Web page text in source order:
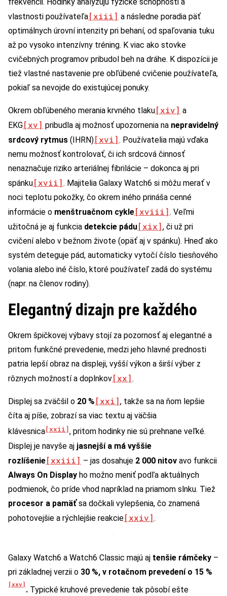
frekvencii. Hodinky analyzujú fyzické schopnosti a
vlastnosti používateľa[xiii] a následne poradia päť
optimálnych úrovní intenzity pri behaní, od spaľovania tuku
až po vysoko intenzívny tréning. K viac ako stovke
cvičebných programov pribudol beh na dráhe. K dispozícii je
tiež vlastné nastavenie pre obľúbené cvičenie používateľa,
pokiaľ sa nevojde do existujúcej ponuky.
Okrem obľúbeného merania krvného tlaku[xiv] a
EKG[xv] pribudla aj možnosť upozornenia na nepravidelný
srdcový rytmus (IHRN)[xvi]. Používatelia majú vďaka
nemu možnosť kontrolovať, či ich srdcová činnosť
nenaznačuje riziko arteriálnej fibrilácie – dokonca aj pri
spánku[xvii]. Majitelia Galaxy Watch6 si môžu merať v
noci teplotu pokožky, čo okrem iného prináša cenné
informácie o menštruačnom cykle[xviii]. Veľmi
užitočná je aj funkcia detekcie pádu[xix], či už pri
cvičení alebo v bežnom živote (opäť aj v spánku). Hneď ako
systém deteguje pád, automaticky vytočí číslo tiesňového
volania alebo iné číslo, ktoré používateľ zadá do systému
(napr. na členov rodiny).
Elegantný dizajn pre každého
Okrem špičkovej výbavy stojí za pozornosť aj elegantné a
pritom funkčné prevedenie, medzi jeho hlavné prednosti
patria lepší obraz na displeji, vyšší výkon a širší výber z
rôznych možností a doplnkov[xx].
Displej sa zväčšil o 20 % [xxi], takže sa na ňom lepšie
číta aj píše, zobrazí sa viac textu aj väčšia
klávesnica[xxii], pritom hodinky nie sú prehnane veľké.
Displej je navyše aj jasnejší a má vyššie
rozlíšenie[xxiii] – jas dosahuje 2 000 nitov avo funkcii
Always On Display ho možno meniť podľa aktuálnych
podmienok, čo príde vhod napríklad na priamom slnku. Tiež
procesor a pamäťsa dočkali vylepšenia, čo znamená
pohotovejšie a rýchlejšie reakcie[xxiv] .
Galaxy Watch6 a Watch6 Classic majú aj tenšie rámčeky –
pri základnej verzii o 30 %, v rotačnom prevedení o 15 %
[xxv]
. Typické kruhové prevedenie tak pôsobí ešte